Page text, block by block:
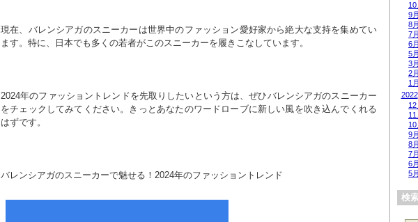
現在、バレンシアガのスニーカーは世界中のファッション愛好家から絶大な支持を集めてい
ます。特に、日本でも多くの若者がこのスニーカーを履きこなしています。
2024年のファッショントレンドを先取りしたいという方は、ぜひバレンシアガのスニーカー
をチェックしてみてください。きっとあなたのワードローブに新しい風を吹き込んでくれる
はずです。
バレンシアガのスニーカーで魅せる！2024年のファッショントレンド
10
9月
8月
7月
6月
5月
3月
2月
1月
2022
12
11
10
9月
8月
7月
6月
5月
検